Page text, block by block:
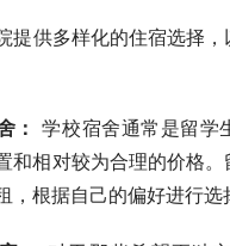
提供多样化的住宿选择
： 学校宿舍通常是留学
和相对较为合理的价格。
，根据自己的偏好进行选